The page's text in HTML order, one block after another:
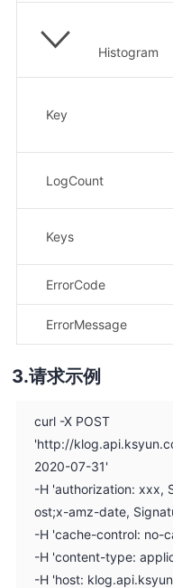
Histogram
Key
LogCount
Keys
ErrorCode
ErrorMessage
请求示例
curl -X POST
'http://
2020-07-31'
-H 'authorization: xxx,
ost;x-amz-date,
-H 'cache-control: no-
-H 'content-type:
-H 'host: